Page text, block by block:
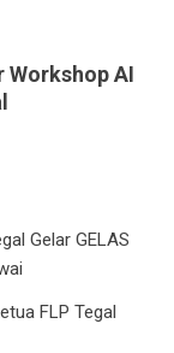
Workshop AI
Gelar GELAS
FLP Tegal